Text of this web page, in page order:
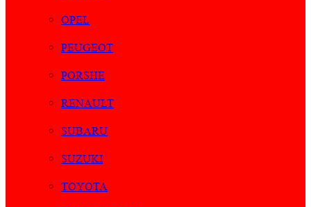
OPEL
PEUGEOT
PORSHE
RENAULT
SUBARU
SUZUKI
TOYOTA